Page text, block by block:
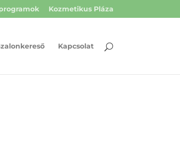
Kozmetikus Pláza
Kapcsolat